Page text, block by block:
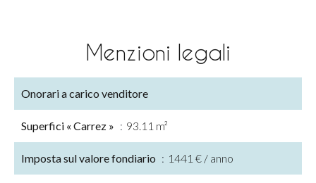
Menzioni legali
Onorari a carico venditore
Superfici « Carrez » 93.11 m²
Imposta sul valore fondiario 1441 € / anno